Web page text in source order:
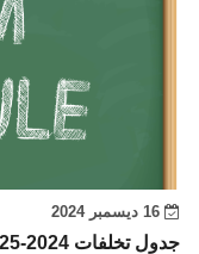
جدول تخلفات 2024-2025 دور يناير